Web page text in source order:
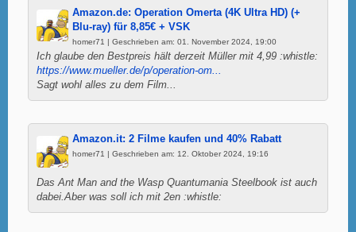
Amazon.de: Operation Omerta (4K Ultra HD) (+
Blu-ray) für 8,85€ + VSK
homer71 | Geschrieben am: 01. November 2024, 19:00
Ich glaube den Bestpreis hält derzeit Müller mit 4,99 :whistle:
https://www.mueller.de/p/operation-om...
Sagt wohl alles zu dem Film...
Amazon.it: 2 Filme kaufen und 40% Rabatt
homer71 | Geschrieben am: 12. Oktober 2024, 19:16
Das Ant Man and the Wasp Quantumania Steelbook ist auch
dabei.Aber was soll ich mit 2en :whistle: